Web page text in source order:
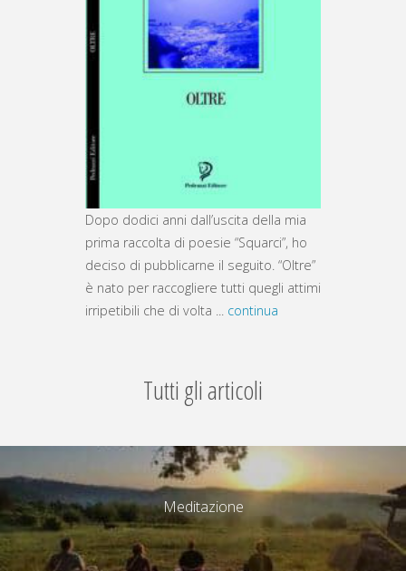
Dopo dodici anni dall’uscita della mia
prima raccolta di poesie “Squarci”, ho
deciso di pubblicarne il seguito. “Oltre”
è nato per raccogliere tutti quegli attimi
irripetibili che di volta ... continua
Tutti gli articoli
Meditazione